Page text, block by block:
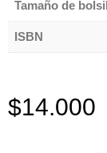
Tamaño de
ISBN
$14.000